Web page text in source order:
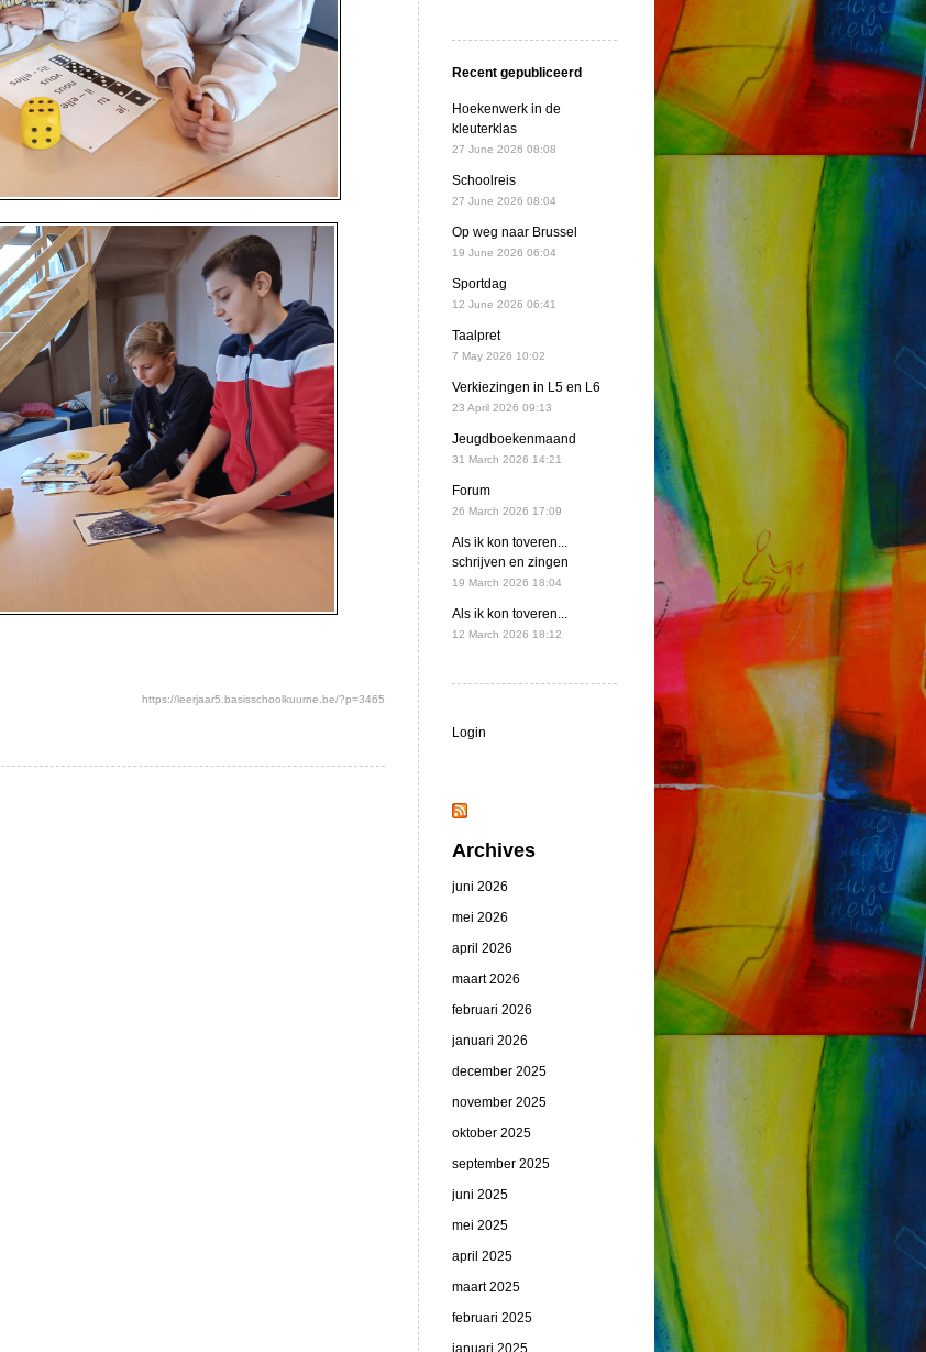
https://leerjaar5.basisschoolkuurne.be/?p=3465
Recent gepubliceerd
Hoekenwerk in de
kleuterklas
27 June 2026 08:08
Schoolreis
27 June 2026 08:04
Op weg naar Brussel
19 June 2026 06:04
Sportdag
12 June 2026 06:41
Taalpret
7 May 2026 10:02
Verkiezingen in L5 en L6
23 April 2026 09:13
Jeugdboekenmaand
31 March 2026 14:21
Forum
26 March 2026 17:09
Als ik kon toveren...
schrijven en zingen
19 March 2026 18:04
Als ik kon toveren...
12 March 2026 18:12
Login
Archives
juni 2026
mei 2026
april 2026
maart 2026
februari 2026
januari 2026
december 2025
november 2025
oktober 2025
september 2025
juni 2025
mei 2025
april 2025
maart 2025
februari 2025
januari 2025